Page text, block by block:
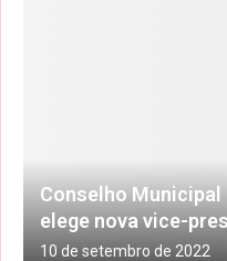
Conselho
elege nova vice-
10 de setembro de 2022